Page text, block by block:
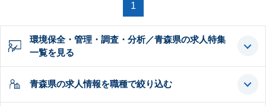
1
環境保全・管理・調査・分析／青森県の求人特集
一覧を見る
青森県の求人情報を職種で絞り込む